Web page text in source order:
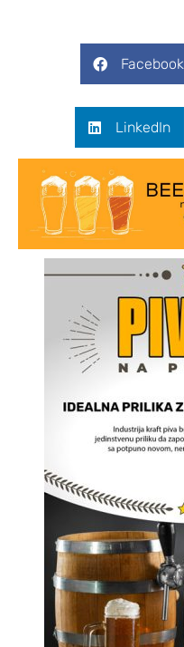
Facebook
LinkedIn